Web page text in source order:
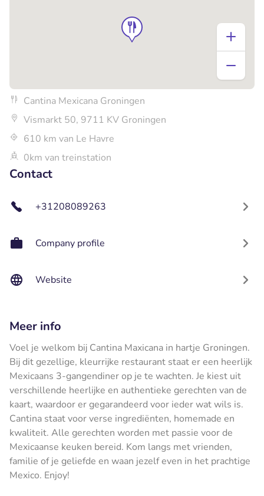
Cantina Mexicana Groningen
Vismarkt 50, 9711 KV Groningen
610 km van Le Havre
0km van treinstation
Contact
+31208089263
Company profile
Website
Meer info
Voel je welkom bij Cantina Maxicana in hartje Groningen.
Bij dit gezellige, kleurrijke restaurant staat er een heerlijk
Mexicaans 3-gangendiner op je te wachten. Je kiest uit
verschillende heerlijke en authentieke gerechten van de
kaart, waardoor er gegarandeerd voor ieder wat wils is.
Cantina staat voor verse ingrediënten, homemade en
kwaliteit. Alle gerechten worden met passie voor de
Mexicaanse keuken bereid. Kom langs met vrienden,
familie of je geliefde en waan jezelf even in het prachtige
Mexico. Enjoy!